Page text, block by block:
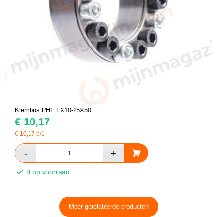
Klembus PHF FX10-25X50
€ 10,17
€ 10,17 p/1
4 op voorraad
Meer gerelateerde producten